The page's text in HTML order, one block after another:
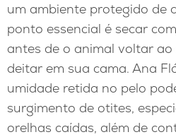
um ambiente protegido de
ponto essencial é secar
antes de o animal voltar
deitar em sua cama. Ana
umidade retida no pelo
surgimento de otites,
orelhas caídas, além de